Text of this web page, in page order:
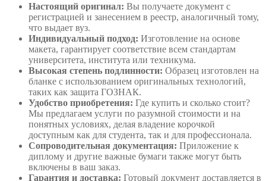
Настоящий оригинал: Вы получаете документ с
регистрацией и занесением в реестр, аналогичный тому,
что выдает вуз.
Индивидуальный подход: Изготовление на основе
макета, гарантирует соответствие всем стандартам
университета, института или техникума.
Высокая степень подлинности: Образец изготовлен на
бланке с использованием оригинальных технологий,
таких как защита ГОЗНАК.
Удобство приобретения: Где купить и сколько стоит?
Мы предлагаем услуги по разумной стоимости и на
понятных условиях, делая владение корочкой
доступным как для студента, так и для профессионала.
Сопроводительная документация: Приложение к
диплому и другие важные бумаги также могут быть
включены в ваш заказ.
Гарантия и доставка: Готовый документ доставляется в